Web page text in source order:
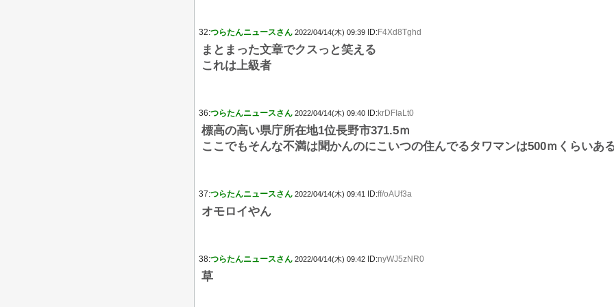
32:つらたんニュースさん 2022/04/14(木) 09:39 ID:F4Xd8Tghd
まとまった文章でクスっと笑える
これは上級者
36:つらたんニュースさん 2022/04/14(木) 09:40 ID:krDFIaLt0
標高の高い県庁所在地1位長野市371.5ｍ
ここでもそんな不満は聞かんのにこいつの住んでるタワマンは500ｍくらいあ
37:つらたんニュースさん 2022/04/14(木) 09:41 ID:ff/oAUf3a
オモロイやん
38:つらたんニュースさん 2022/04/14(木) 09:42 ID:nyWJ5zNR0
草